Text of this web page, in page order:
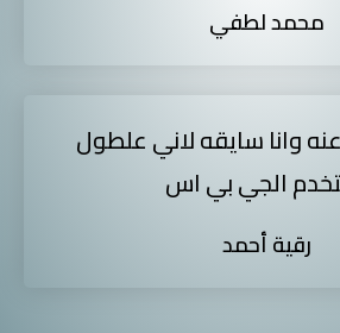
محمد لطفي
وانا سايقه لاني علطول
الجي بي اس
رقية أحمد